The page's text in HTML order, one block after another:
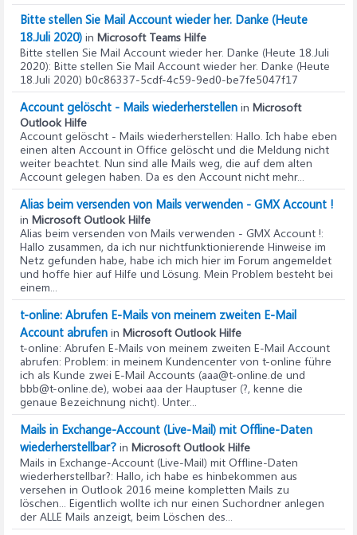
Bitte stellen Sie Mail Account wieder her. Danke (Heute
18.Juli 2020) in Microsoft Teams Hilfe
Bitte stellen Sie Mail Account wieder her. Danke (Heute 18.Juli
2020): Bitte stellen Sie Mail Account wieder her. Danke (Heute
18.Juli 2020) b0c86337-5cdf-4c59-9ed0-be7fe5047f17
Account gelöscht - Mails wiederherstellen in Microsoft
Outlook Hilfe
Account gelöscht - Mails wiederherstellen: Hallo. Ich habe eben
einen alten Account in Office gelöscht und die Meldung nicht
weiter beachtet. Nun sind alle Mails weg, die auf dem alten
Account gelegen haben. Da es den Account nicht mehr...
Alias beim versenden von Mails verwenden - GMX Account !
in Microsoft Outlook Hilfe
Alias beim versenden von Mails verwenden - GMX Account !:
Hallo zusammen, da ich nur nichtfunktionierende Hinweise im
Netz gefunden habe, habe ich mich hier im Forum angemeldet
und hoffe hier auf Hilfe und Lösung. Mein Problem besteht bei
einem...
t-online: Abrufen E-Mails von meinem zweiten E-Mail
Account abrufen in Microsoft Outlook Hilfe
t-online: Abrufen E-Mails von meinem zweiten E-Mail Account
abrufen: Problem: in meinem Kundencenter von t-online führe
ich als Kunde zwei E-Mail Accounts (aaa@t-online.de und
bbb@t-online.de), wobei aaa der Hauptuser (?, kenne die
genaue Bezeichnung nicht). Unter...
Mails in Exchange-Account (Live-Mail) mit Offline-Daten
wiederherstellbar? in Microsoft Outlook Hilfe
Mails in Exchange-Account (Live-Mail) mit Offline-Daten
wiederherstellbar?: Hallo, ich habe es hinbekommen aus
versehen in Outlook 2016 meine kompletten Mails zu
löschen... Eigentlich wollte ich nur einen Suchordner anlegen
der ALLE Mails anzeigt, beim Löschen des...